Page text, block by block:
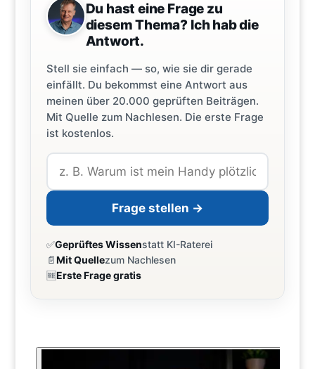
Du hast eine Frage zu
diesem Thema? Ich hab die
Antwort.
Stell sie einfach — so, wie sie dir gerade
einfällt. Du bekommst eine Antwort aus
meinen über 20.000 geprüften Beiträgen.
Mit Quelle zum Nachlesen. Die erste Frage
ist kostenlos.
Frage stellen →
✅Geprüftes Wissenstatt KI-Raterei
📄Mit Quellezum Nachlesen
🆓Erste Frage gratis